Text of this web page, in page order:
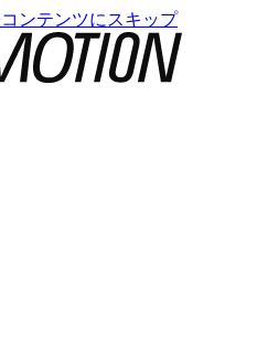
ンテンツにスキップ